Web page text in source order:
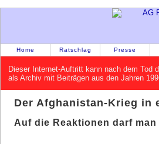
Home Ratschlag Presse
Dieser Internet-Auftritt kann nach dem Tod
als Archiv mit Beiträgen aus den Jahren
Der Afghanistan-Krieg in
Auf die Reaktionen darf